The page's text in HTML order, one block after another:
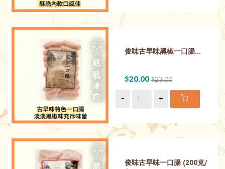
俊味古早味黑椒一口腸...
$20.00 $23.00
- +
俊味古早味一口腸 (200克/